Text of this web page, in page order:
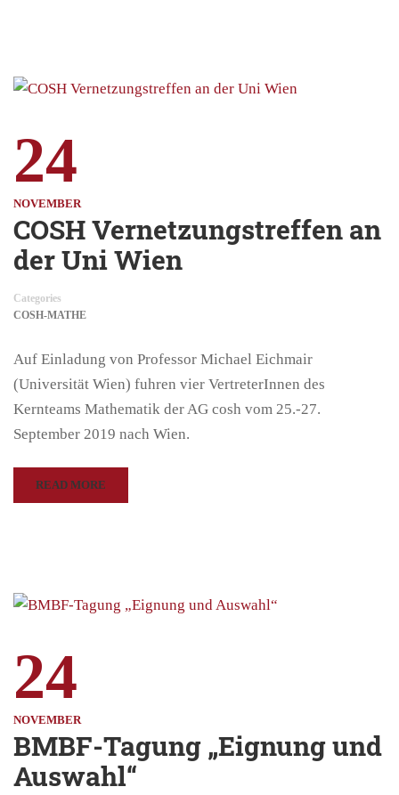
24
NOVEMBER
COSH Vernetzungstreffen an
der Uni Wien
Categories
COSH-MATHE
Auf Einladung von Professor Michael Eichmair
(Universität Wien) fuhren vier VertreterInnen des
Kernteams Mathematik der AG cosh vom 25.-27.
September 2019 nach Wien.
READ MORE
24
NOVEMBER
BMBF-Tagung „Eignung und
Auswahl“